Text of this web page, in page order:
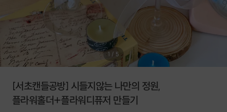
1 / 5
[서초캔들공방] 시들지않는 나만의 정원,
플라워홀더+플라워디퓨저 만들기